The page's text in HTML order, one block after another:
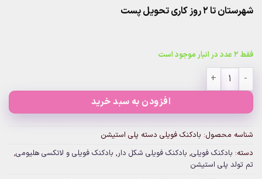
شهرستان تا 2 روز کاری تحویل پست
فقط 2 عدد در انبار موجود است
بادکنک فویلی دسته پلی استیشن عدد
افزودن به سبد خرید
شناسه محصول: بادکنک فویلی دسته پلی استیشن
دسته: بادکنک فویلی, بادکنک فویلی شکل دار, بادکنک فویلی و لاتکسی هلیومی,
تم تولد پلی استیشن